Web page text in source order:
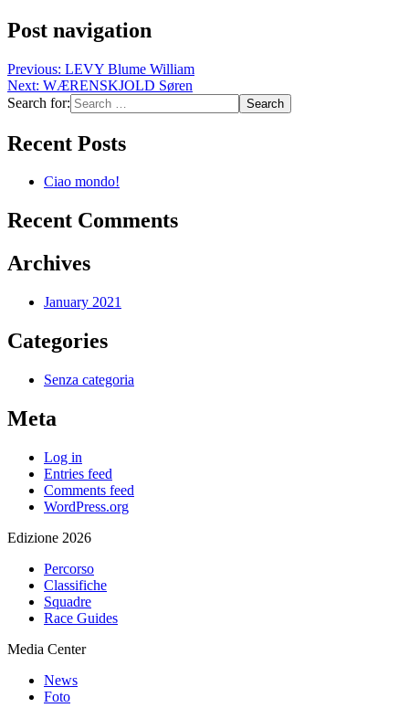
Post navigation
Previous: LEVY Blume William
Next: WÆRENSKJOLD Søren
Search for:
Recent Posts
Ciao mondo!
Recent Comments
Archives
January 2021
Categories
Senza categoria
Meta
Log in
Entries feed
Comments feed
WordPress.org
Edizione 2026
Percorso
Classifiche
Squadre
Race Guides
Media Center
News
Foto